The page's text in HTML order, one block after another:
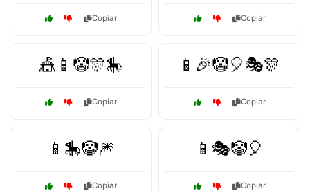
Copiar Copiar
🎪📱🤡🎊🎠
Copiar
📱🎉🤡🎈🎭🎊
Copiar
📱🎠🤡🎆
Copiar
📱🎭🤡🎈
Copiar